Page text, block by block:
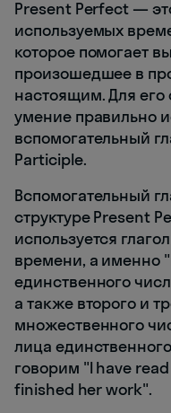
Present Perfect —
используемых
которое помогает
произошедшее в
настоящим. Для
умение правильно
вспомогательный
Participle.
Вспомогательный
структуре Present
используется
времени, а именно
единственного
а также второго и
множественного
лица
говорим "I have
finished her work".